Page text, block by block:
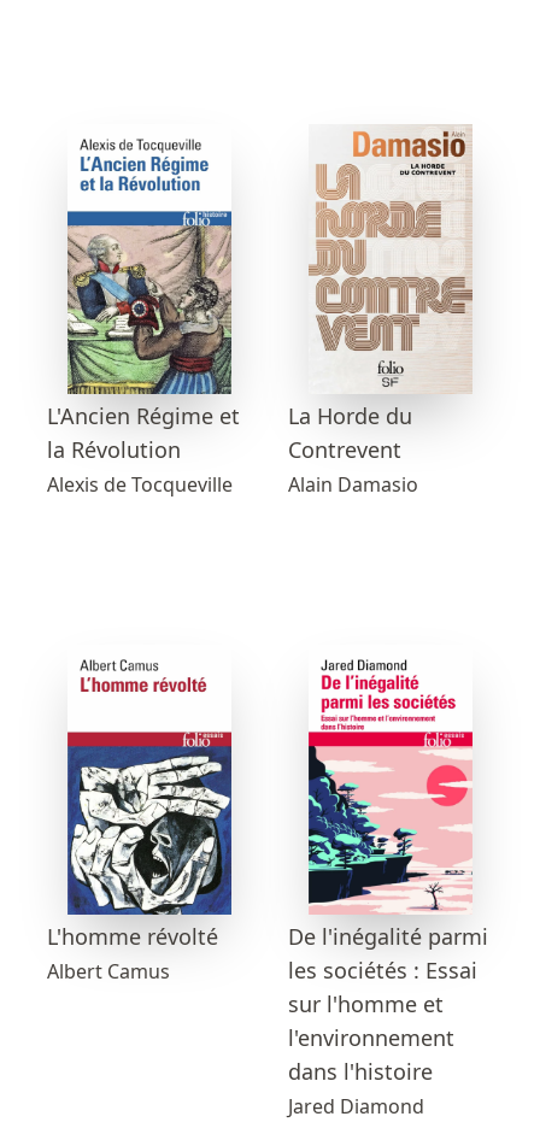
L'Ancien Régime et
la Révolution
Alexis de Tocqueville
La Horde du
Contrevent
Alain Damasio
L'homme révolté
Albert Camus
De l'inégalité parmi
les sociétés : Essai
sur l'homme et
l'environnement
dans l'histoire
Jared Diamond